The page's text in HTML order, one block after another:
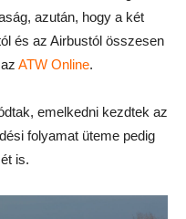
azután, hogy a két
és az Airbustól összesen
ATW Online.
emelkedni kezdtek az
folyamat üteme pedig
is.